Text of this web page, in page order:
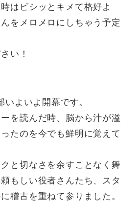
はビシッとキメて格好よ
をメロメロにしちゃう予定
い！
いよいよ開幕です。
を読んだ時、脳から汁が溢
たのを今でも鮮明に覚えて
と切なさを余すことなく舞
もしい役者さんたち、スタ
稽古を重ねて参りました。